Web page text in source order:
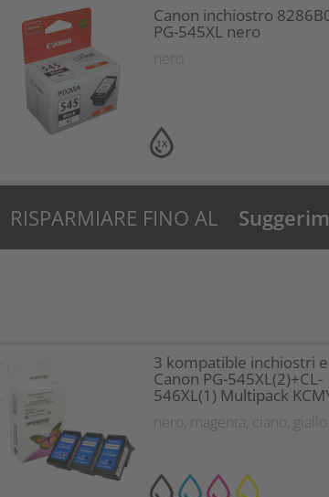
1X
Canon inchiostro
PG-545XL nero
nero
RISPARMIARE FINO AL
3 kompatible inchiostri
Canon PG-545XL(2)+CL-
546XL(1) Multipack
nero , magenta, ciano , giallo